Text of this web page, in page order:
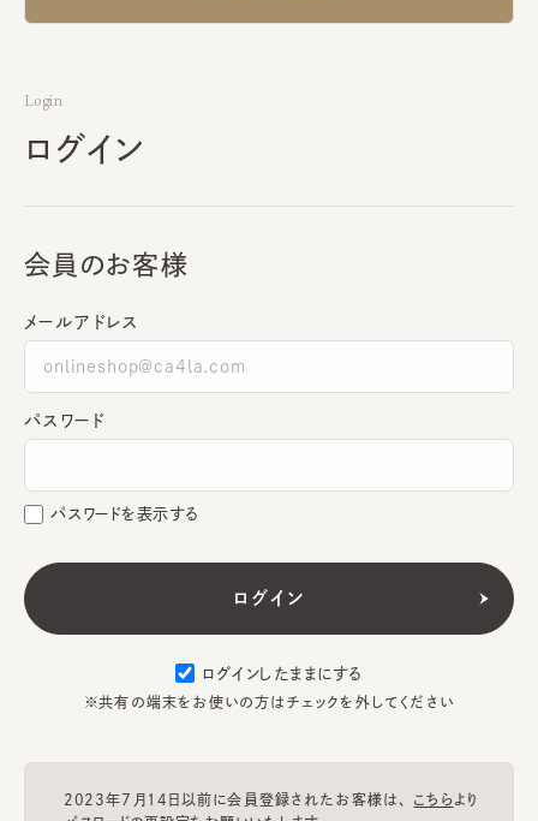
Login
ログイン
会員のお客様
メールアドレス
パスワード
パスワードを表示する
ログインしたままにする
※共有の端末をお使いの方はチェックを外してください
2023年7月14日以前に会員登録されたお客様は、 こちらより